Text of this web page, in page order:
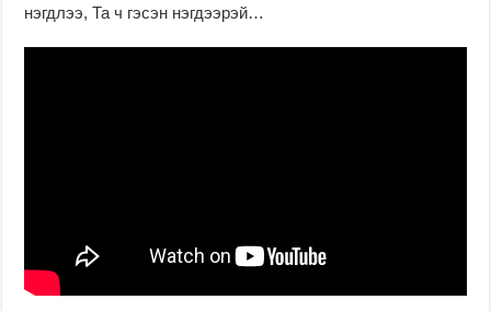
нэгдлээ, Та ч гэсэн нэгдээрэй…